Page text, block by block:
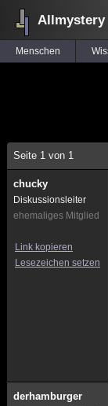
Allmystery
Menschen
Seite 1 von 1
chucky
Diskussionsleiter
ehemaliges Mitglied
Link kopieren
Lesezeichen setzen
derhamburger